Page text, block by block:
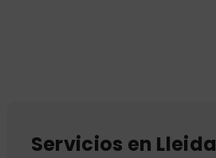
Servicios en Lleida